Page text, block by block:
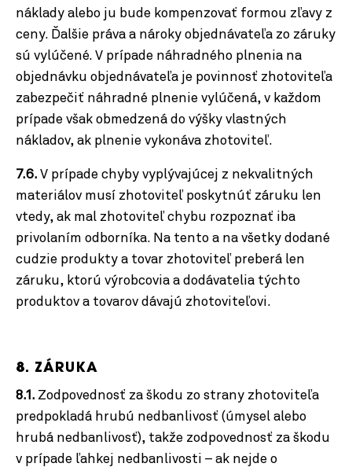
náklady alebo ju bude kompenzovať formou zľavy z
ceny. Ďalšie práva a nároky objednávateľa zo záruky
sú vylúčené. V prípade náhradného plnenia na
objednávku objednávateľa je povinnosť zhotoviteľa
zabezpečiť náhradné plnenie vylúčená, v každom
prípade však obmedzená do výšky vlastných
nákladov, ak plnenie vykonáva zhotoviteľ.
7.6. V prípade chyby vyplývajúcej z nekvalitných
materiálov musí zhotoviteľ poskytnúť záruku len
vtedy, ak mal zhotoviteľ chybu rozpoznať iba
privolaním odborníka. Na tento a na všetky dodané
cudzie produkty a tovar zhotoviteľ preberá len
záruku, ktorú výrobcovia a dodávatelia týchto
produktov a tovarov dávajú zhotoviteľovi.
8. ZÁRUKA
8.1. Zodpovednosť za škodu zo strany zhotoviteľa
predpokladá hrubú nedbanlivosť (úmysel alebo
hrubá nedbanlivosť), takže zodpovednosť za škodu
v prípade ľahkej nedbanlivosti – ak nejde o